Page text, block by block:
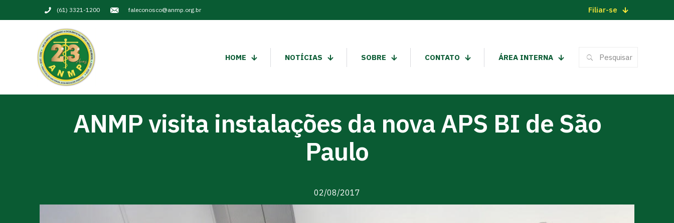
(61) 3321-1200 faleconosco@anmp.org.br Filiar-se
HOME NOTÍCIAS SOBRE CONTATO ÁREA INTERNA
ANMP visita instalações da nova APS BI de São
Paulo
02/08/2017